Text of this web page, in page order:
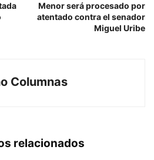
Menor será procesado por
atentado contra el senador
Miguel Uribe
Columnas
relacionados